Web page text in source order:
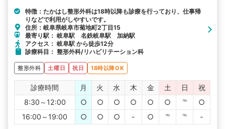
特徴：たかはし整形外科は18時以降も診療を行っており、仕事帰
りなどで利用がしやすいです。
住所：岐阜県岐阜市菊地町2丁目15
最寄り駅： 岐阜駅 名鉄岐阜駅 加納駅
アクセス： 岐阜駅 から徒歩12分
診療科目： 整形外科/リハビリテーション科
整形外科 土曜日 祝日 18時以降OK
診療時間 月 火 水 木 金 土 日
祝
8:30～12:00
○ ○ ○ ○ ○ ○ ℡
○
16:00～19:00
○ ○ ○ - ○ ℡ ℡ -